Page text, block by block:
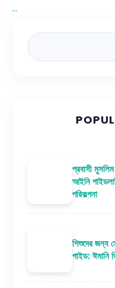
...
Search
প্রবাসী
আইনি
পরিকল্পনা
শিশুদের জন্য
গাইড: ঈমানি